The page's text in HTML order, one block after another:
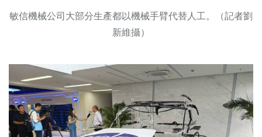
敏信機械公司大部分生產都以機械手臂代替人工。（記者劉
新維攝）